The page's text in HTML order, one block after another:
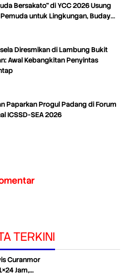
Bersakato” di YCC 2026 Usung
untuk Lingkungan, Budaya,
Diresmikan di Lambung Bukit
Awal Kebangkitan Penyintas
Paparkan Progul Padang di Forum
ICSSD-SEA 2026
TERKINI
Curanmor
Jam,…